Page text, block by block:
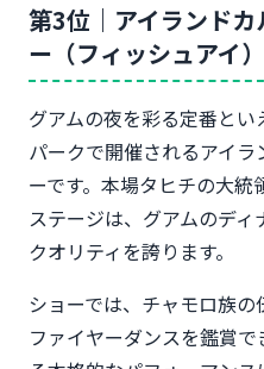
第3位｜アイランド
ー（フィッシュアイ）
グアムの夜を彩る定番と
パークで開催されるアイ
ーです。本場タヒチの大
ステージは、グアムのデ
クオリティを誇ります。
ショーでは、チャモロ族
ファイヤーダンスを鑑賞